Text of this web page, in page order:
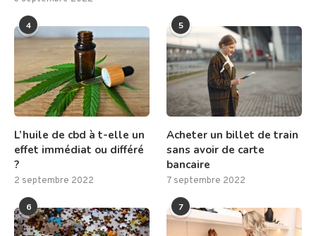
4
L’huile de cbd à t-elle un
effet immédiat ou différé
?
2 septembre 2022
5
Acheter un billet de train
sans avoir de carte
bancaire
7 septembre 2022
6 7